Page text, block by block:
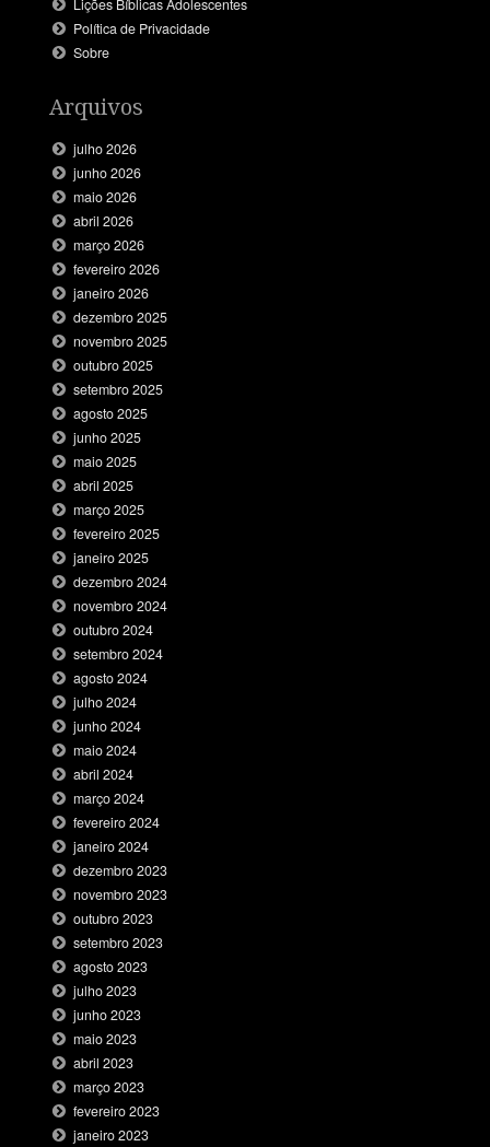
Lições Bíblicas Adolescentes
Política de Privacidade
Sobre
Arquivos
julho 2026
junho 2026
maio 2026
abril 2026
março 2026
fevereiro 2026
janeiro 2026
dezembro 2025
novembro 2025
outubro 2025
setembro 2025
agosto 2025
junho 2025
maio 2025
abril 2025
março 2025
fevereiro 2025
janeiro 2025
dezembro 2024
novembro 2024
outubro 2024
setembro 2024
agosto 2024
julho 2024
junho 2024
maio 2024
abril 2024
março 2024
fevereiro 2024
janeiro 2024
dezembro 2023
novembro 2023
outubro 2023
setembro 2023
agosto 2023
julho 2023
junho 2023
maio 2023
abril 2023
março 2023
fevereiro 2023
janeiro 2023